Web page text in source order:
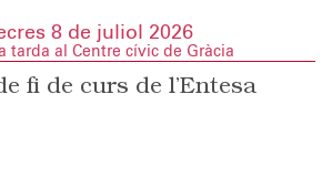
8 de juliol 2026
tarda al Centre cívic de Gràcia
fi de curs de l’Entesa